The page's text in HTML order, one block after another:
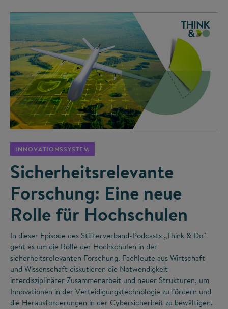
INNOVATIONSSYSTEM
Sicherheitsrelevante
Forschung: Eine neue
Rolle für Hochschulen
In dieser Episode des Stifterverband-Podcasts „Think & Do“
geht es um die Rolle der Hochschulen in der
sicherheitsrelevanten Forschung. Fachleute aus Wirtschaft
und Wissenschaft diskutieren die Notwendigkeit
interdisziplinärer Zusammenarbeit und neuer Strukturen, um
Innovationen in der Verteidigungstechnologie zu fördern und
die Herausforderungen in der Cybersicherheit zu bewältigen.